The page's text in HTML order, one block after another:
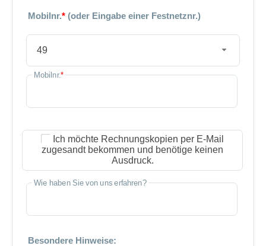
Mobilnr.* (oder Eingabe einer Festnetznr.)
49
Mobilnr.*
Ich möchte Rechnungskopien per E-Mail
zugesandt bekommen und benötige keinen
Ausdruck.
Wie haben Sie von uns erfahren?
Besondere Hinweise: